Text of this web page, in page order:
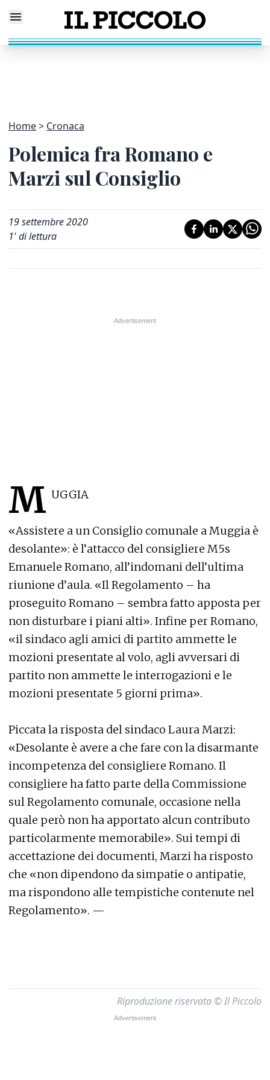
Home Cronaca
Polemica fra Romano e
Marzi sul Consiglio
19 settembre 2020
1' di lettura
M UGGIA
«Assistere a un Consiglio comunale a Muggia è
desolante»: è l’attacco del consigliere M5s
Emanuele Romano, all’indomani dell’ultima
riunione d’aula. «Il Regolamento – ha
proseguito Romano – sembra fatto apposta per
non disturbare i piani alti». Infine per Romano,
«il sindaco agli amici di partito ammette le
mozioni presentate al volo, agli avversari di
partito non ammette le interrogazioni e le
mozioni presentate 5 giorni prima».
Piccata la risposta del sindaco Laura Marzi:
«Desolante è avere a che fare con la disarmante
incompetenza del consigliere Romano. Il
consigliere ha fatto parte della Commissione
sul Regolamento comunale, occasione nella
quale però non ha apportato alcun contributo
particolarmente memorabile». Sui tempi di
accettazione dei documenti, Marzi ha risposto
che «non dipendono da simpatie o antipatie,
ma rispondono alle tempistiche contenute nel
Regolamento». —
Riproduzione riservata © Il Piccolo